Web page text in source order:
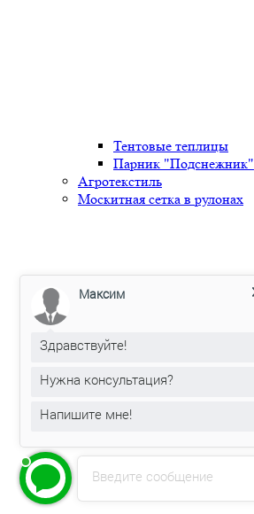
Тентовые теплицы
Парник "Подснежник"
Агротекстиль
Москитная сетка в рулонах
Введите сообщение
Максим
Здравствуйте!
Нужна консультация?
Напишите мне!